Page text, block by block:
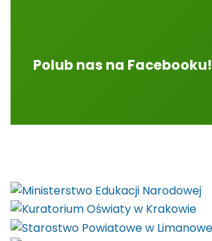
Polub nas na Facebooku!